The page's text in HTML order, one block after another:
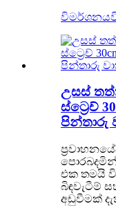
විමර්ශනය
උසස්
ස්ට්‍රෙච්
පින්තාරු
පොරබදමින්
එක තමයි
බිඳවැටීම්
අඩුවීමක්